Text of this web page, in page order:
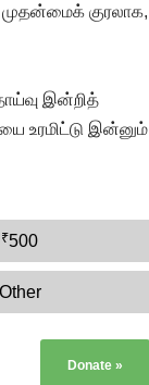
குரலாக,
இன்றித்
உரமிட்டு இன்னும்
₹500
Other
Donate »